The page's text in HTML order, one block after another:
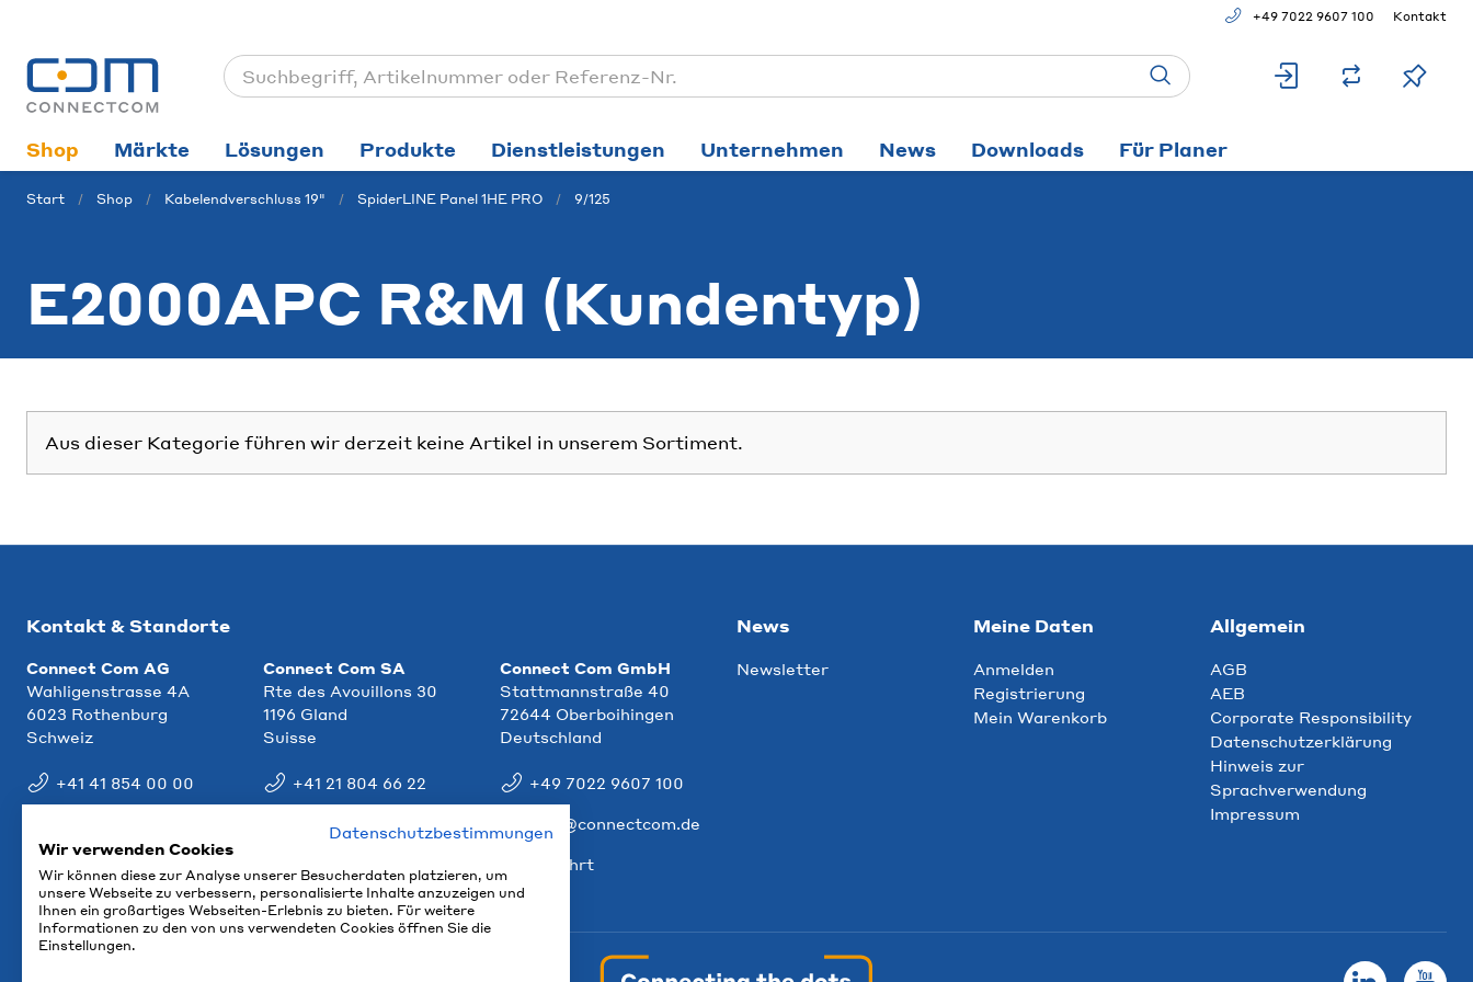
+49 7022 9607 100 Kontakt
Shop Märkte Lösungen Produkte Dienstleistungen Unternehmen News Downloads Für Planer
Start Shop Kabelendverschluss 19" SpiderLINE Panel 1HE PRO 9/125
E2000APC R&M (Kundentyp)
Aus dieser Kategorie führen wir derzeit keine Artikel in unserem Sortiment.
Kontakt & Standorte
Connect Com AG
Wahligenstrasse 4A
6023 Rothenburg
Schweiz
+41 41 854 00 00
Connect Com SA
Rte des Avouillons 30
1196 Gland
Suisse
+41 21 804 66 22
info@ccm.ch
Connect Com GmbH
Stattmannstraße 40
72644 Oberboihingen
Deutschland
+49 7022 9607 100
info@connectcom.de
Anfahrt
News
Newsletter
Meine Daten
Anmelden
Registrierung
Mein Warenkorb
Allgemein
AGB
AEB
Corporate Responsibility
Datenschutzerklärung
Hinweis zur
Sprachverwendung
Impressum
Datenschutzbestimmungen
Wir verwenden Cookies
Wir können diese zur Analyse unserer Besucherdaten platzieren, um
unsere Webseite zu verbessern, personalisierte Inhalte anzuzeigen und
Ihnen ein großartiges Webseiten-Erlebnis zu bieten. Für weitere
Informationen zu den von uns verwendeten Cookies öffnen Sie die
Einstellungen.